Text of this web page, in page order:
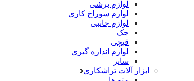
لوازم برشی
لوازم سوراخ کاری
لوازم جانبی
جک
قیچی
لوازم اندازه گیری
سایر
ابزار آلات تراشکاری